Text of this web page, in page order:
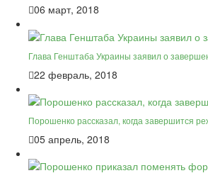
06 март, 2018
Глава Генштаба Украины заявил о
22 февраль, 2018
Порошенко рассказал, когда завершится
05 апрель, 2018